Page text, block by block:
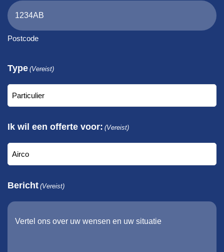
Postcode
Type (Vereist)
Ik wil een offerte voor: (Vereist)
Bericht (Vereist)